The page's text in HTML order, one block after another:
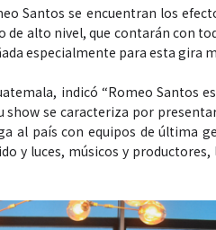
Santos se encuentran los
alto nivel, que contarán con
especialmente para esta gira
indicó “Romeo Santos
se caracteriza por
al país con equipos de última
y luces, músicos y